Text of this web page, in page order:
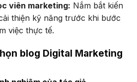
viên marketing: Nắm bắt kiến
thiện kỹ năng trước khi bước
việc thực tế.
blog Digital Marketing